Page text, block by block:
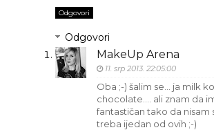
Odgovori
Odgovori
MakeUp Arena
11. srp 2013. 22:05:00
Oba ;-) šalim se... ja milk
chocolate.... ali znam da
fantastičan tako da nisam
treba ijedan od ovih ;-)